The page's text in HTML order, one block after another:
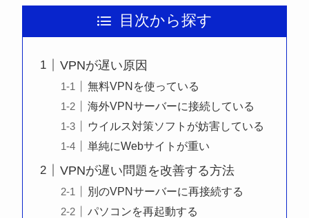
目次から探す
VPNが遅い原因
無料VPNを使っている
海外VPNサーバーに接続している
ウイルス対策ソフトが妨害している
単純にWebサイトが重い
VPNが遅い問題を改善する方法
別のVPNサーバーに再接続する
パソコンを再起動する